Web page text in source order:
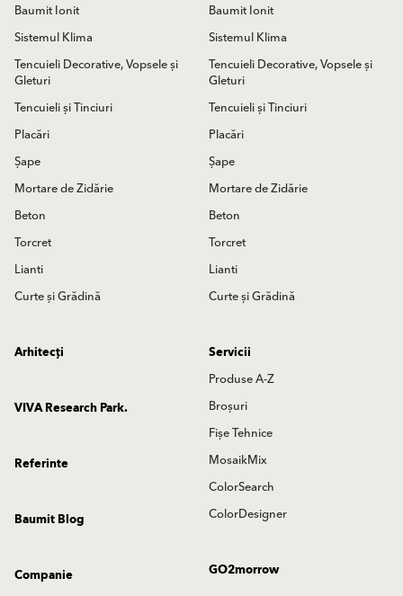
Baumit Ionit
Sistemul Klima
Tencuieli Decorative, Vopsele și
Gleturi
Tencuieli și Tinciuri
Placări
Șape
Mortare de Zidărie
Beton
Torcret
Lianti
Curte și Grădină
Baumit Ionit
Sistemul Klima
Tencuieli Decorative, Vopsele și
Gleturi
Tencuieli și Tinciuri
Placări
Șape
Mortare de Zidărie
Beton
Torcret
Lianti
Curte și Grădină
Arhitecți
Servicii
Produse A-Z
Broșuri
Fișe Tehnice
MosaikMix
ColorSearch
ColorDesigner
VIVA Research Park.
Referinte
Baumit Blog
GO2morrow
Companie